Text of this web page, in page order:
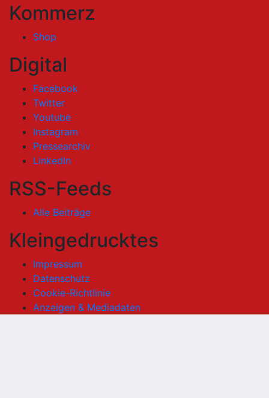
Kommerz
Shop
Digital
Facebook
Twitter
Youtube
Instagram
Pressearchiv
LinkedIn
RSS-Feeds
Alle Beiträge
Kleingedrucktes
Impressum
Datenschutz
Cookie-Richtlinie
Anzeigen & Mediadaten